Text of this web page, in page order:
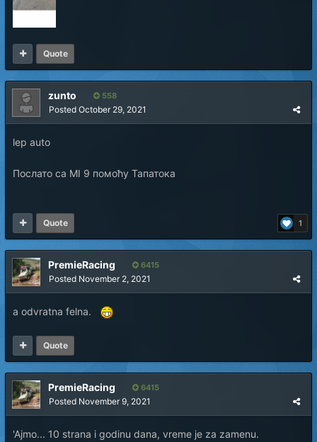
Quote
zunto 558
Posted October 29, 2021
lep auto
Послато са MI 9 помоћу Тапатока
1
Quote
PremieRacing 6415
Posted November 2, 2021
a odvratna felna.
Quote
PremieRacing 6415
Posted November 9, 2021
'Ajmo... 10 strana i godinu dana, vreme je za zamenu.